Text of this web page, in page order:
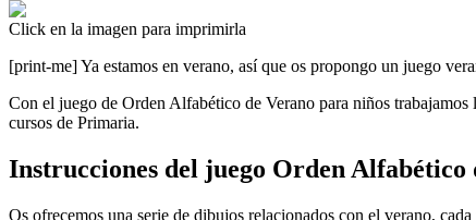
Click en la imagen para imprimirla
[print-me] Ya estamos en verano, así que os propongo un juego
Con el juego de Orden Alfabético de Verano para niños
cursos de Primaria.
Instrucciones del juego Orden Alfabético
Os ofrecemos una serie de dibujos relacionados con el verano,